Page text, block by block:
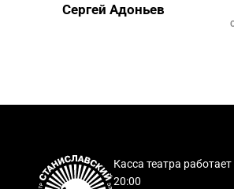
Сергей Адоньев
Касса театра
20:00